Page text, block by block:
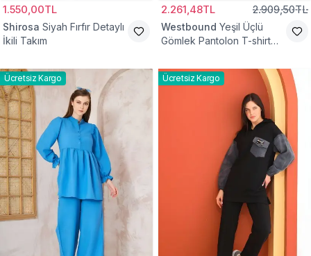
1.550,00TL
Shirosa Siyah Fırfır Detaylı
İkili Takım
2.261,48TL 2.909,50TL
Westbound Yeşil Üçlü
Gömlek Pantolon T-shirt
Ücretsiz Kargo Ücretsiz Kargo